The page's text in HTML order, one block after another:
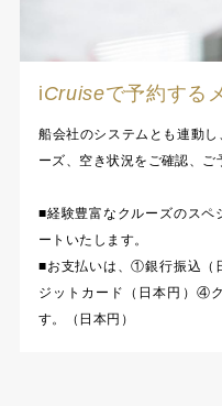
iCruiseで予約する
船会社のシステムとも連動
ーズ、空き状況をご確認、ご
■経験豊富なクルーズのスペ
ートいたします。
■お支払いは、①銀行振込
ジットカード（日本円）④
す。（日本円）